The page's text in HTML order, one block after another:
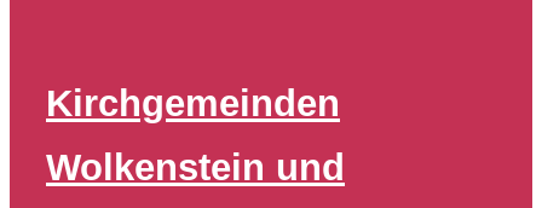
Kirchgemeinden
Wolkenstein und